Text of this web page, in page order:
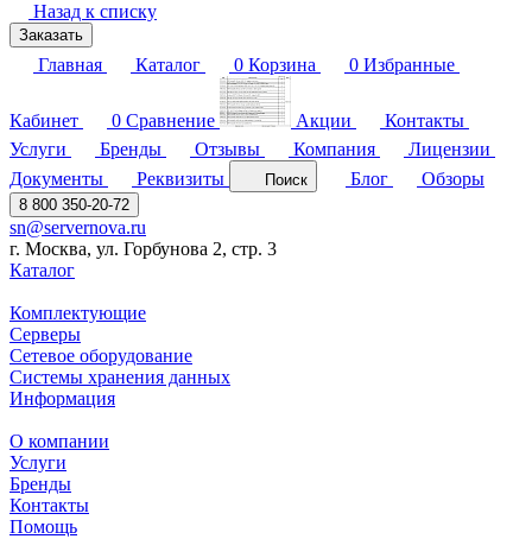
Назад к списку
Заказать
Главная Каталог 0 Корзина 0 Избранные
Кабинет 0 Сравнение Акции
Контакты
Услуги
Бренды Отзывы Компания
Лицензии
Документы
Реквизиты Поиск Блог Обзоры
8 800 350-20-72
sn@servernova.ru
г. Москва, ул. Горбунова 2, стр. 3
Каталог
Комплектующие
Серверы
Сетевое оборудование
Системы хранения данных
Информация
О компании
Услуги
Бренды
Контакты
Помощь